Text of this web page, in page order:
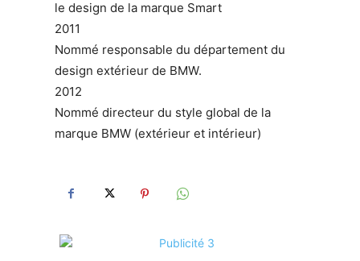
le design de la marque Smart
2011
Nommé responsable du département du
design extérieur de BMW.
2012
Nommé directeur du style global de la
marque BMW (extérieur et intérieur)